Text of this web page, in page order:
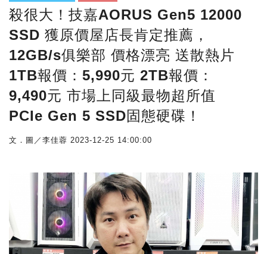
殺很大！技嘉AORUS Gen5 12000
SSD 獲原價屋店長肯定推薦，
12GB/s俱樂部 價格漂亮 送散熱片
1TB報價：5,990元 2TB報價：
9,490元 市場上同級最物超所值
PCIe Gen 5 SSD固態硬碟！
文．圖／李佳蓉 2023-12-25 14:00:00